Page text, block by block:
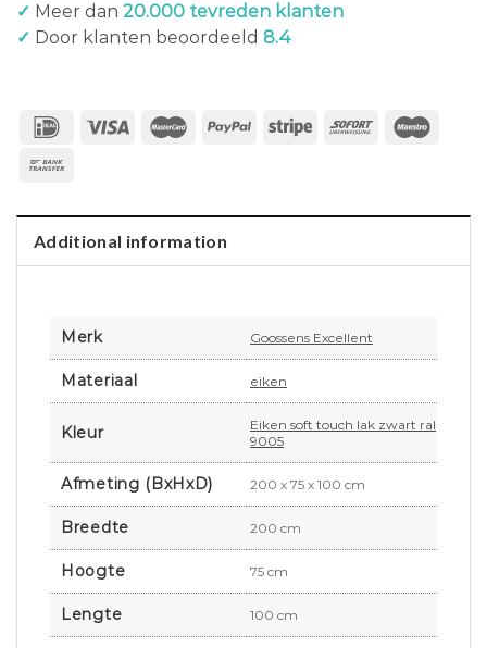
✓ Meer dan 20.000 tevreden klanten
✓ Door klanten beoordeeld 8.4
Additional information
Merk Goossens Excellent
Materiaal eiken
Kleur
Eiken soft touch lak zwart ral
9005
Afmeting (BxHxD) 200 x 75 x 100 cm
Breedte 200 cm
Hoogte 75 cm
Lengte 100 cm